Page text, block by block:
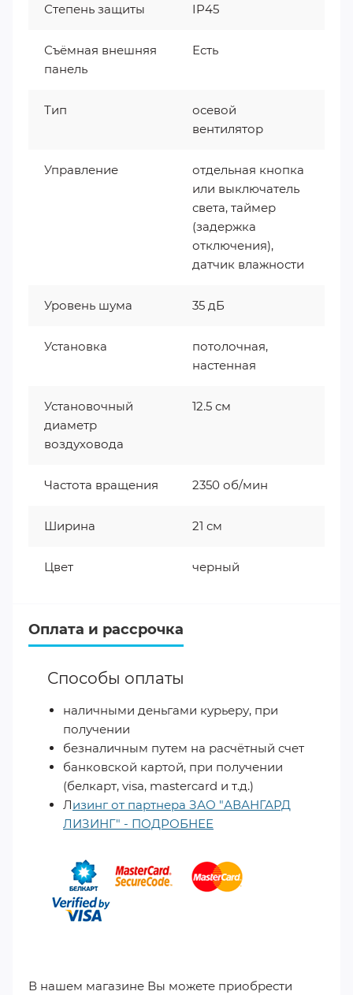
Степень защиты IP45
Съёмная внешняя
панель
Есть
Тип
осевой
вентилятор
Управление
отдельная кнопка
или выключатель
света, таймер
(задержка
отключения),
датчик влажности
Уровень шума 35 дБ
Установка
потолочная,
настенная
Установочный
диаметр
воздуховода
12.5 см
Частота вращения 2350 об/мин
Ширина 21 см
Цвет черный
Оплата и рассрочка
Способы оплаты
наличными деньгами курьеру, при
получении
безналичным путем на расчётный счет
банковской картой, при получении
(белкарт, visa, mastercard и т.д.)
Лизинг от партнера ЗАО "АВАНГАРД
ЛИЗИНГ" - ПОДРОБНЕЕ
В нашем магазине Вы можете приобрести